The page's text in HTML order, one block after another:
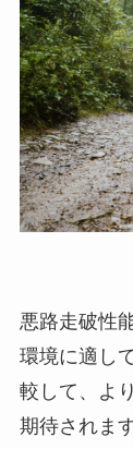
悪路走破性
環境に適し
較して、よ
期待されま